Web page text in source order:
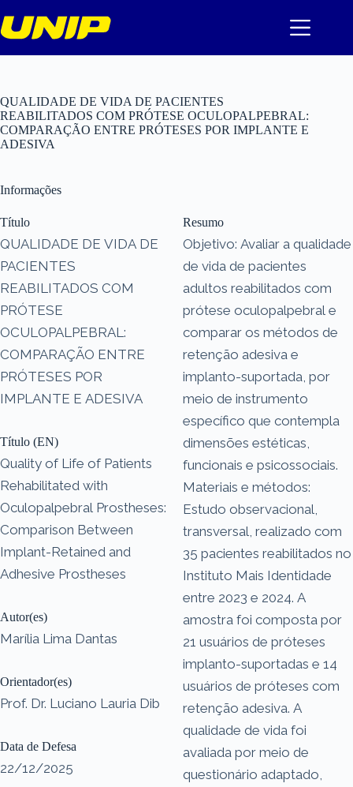
para
o
QUALIDADE DE VIDA DE PACIENTES
REABILITADOS COM PRÓTESE OCULOPALPEBRAL:
COMPARAÇÃO ENTRE PRÓTESES POR IMPLANTE E
ADESIVA
Informações
Título
QUALIDADE DE VIDA DE
PACIENTES
REABILITADOS COM
PRÓTESE
OCULOPALPEBRAL:
COMPARAÇÃO ENTRE
PRÓTESES POR
IMPLANTE E ADESIVA
Título (EN)
Quality of Life of Patients
Rehabilitated with
Oculopalpebral Prostheses:
Comparison Between
Implant-Retained and
Adhesive Prostheses
Autor(es)
Marília Lima Dantas
Orientador(es)
Prof. Dr. Luciano Lauria Dib
Data de Defesa
22/12/2025
Resumo
Objetivo: Avaliar a qualidade
de vida de pacientes
adultos reabilitados com
prótese oculopalpebral e
comparar os métodos de
retenção adesiva e
implanto-suportada, por
meio de instrumento
específico que contempla
dimensões estéticas,
funcionais e psicossociais.
Materiais e métodos:
Estudo observacional,
transversal, realizado com
35 pacientes reabilitados no
Instituto Mais Identidade
entre 2023 e 2024. A
amostra foi composta por
21 usuários de próteses
implanto-suportadas e 14
usuários de próteses com
retenção adesiva. A
qualidade de vida foi
avaliada por meio de
questionário adaptado,